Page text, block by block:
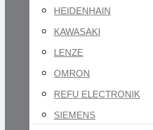
HEIDENHAIN
KAWASAKI
LENZE
OMRON
REFU ELECTRONIK
SIEMENS